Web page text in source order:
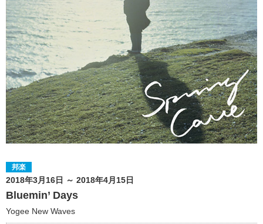
邦楽
2018年3月16日 ～ 2018年4月15日
Bluemin’ Days
Yogee New Waves